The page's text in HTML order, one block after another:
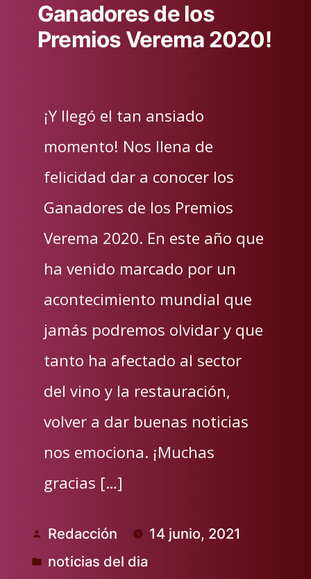
Ganadores de los
Premios Verema 2020!
¡Y llegó el tan ansiado
momento! Nos llena de
felicidad dar a conocer los
Ganadores de los Premios
Verema 2020. En este año que
ha venido marcado por un
acontecimiento mundial que
jamás podremos olvidar y que
tanto ha afectado al sector
del vino y la restauración,
volver a dar buenas noticias
nos emociona. ¡Muchas
gracias […]
Publicado
por
Redacción 14 junio, 2021
Publicado
noticias del dia